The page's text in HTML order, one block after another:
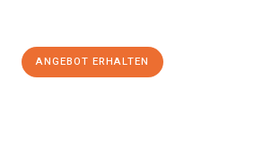
ANGEBOT ERHALTEN